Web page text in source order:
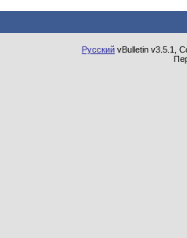
Русский vBulletin v3.5.1,